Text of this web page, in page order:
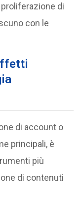
proliferazione di
con le
di account o
principali, è
più
di contenuti